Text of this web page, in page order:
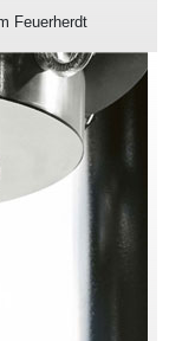
Feuerherdt